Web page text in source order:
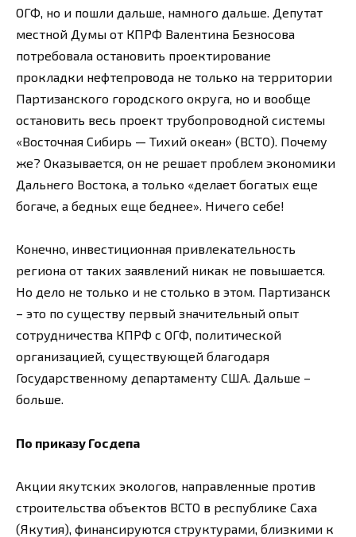
ОГФ, но и пошли дальше, намного дальше. Депутат
местной Думы от КПРФ Валентина Безносова
потребовала остановить проектирование
прокладки нефтепровода не только на территории
Партизанского городского округа, но и вообще
остановить весь проект трубопроводной системы
«Восточная Сибирь — Тихий океан» (ВСТО). Почему
же? Оказывается, он не решает проблем экономики
Дальнего Востока, а только «делает богатых еще
богаче, а бедных еще беднее». Ничего себе!
Конечно, инвестиционная привлекательность
региона от таких заявлений никак не повышается.
Но дело не только и не столько в этом. Партизанск
– это по существу первый значительный опыт
сотрудничества КПРФ с ОГФ, политической
организацией, существующей благодаря
Государственному департаменту США. Дальше –
больше.
По приказу Госдепа
Акции якутских экологов, направленные против
строительства объектов ВСТО в республике Саха
(Якутия), финансируются структурами, близкими к